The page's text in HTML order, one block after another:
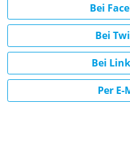
Bei
Bei
Bei
Per